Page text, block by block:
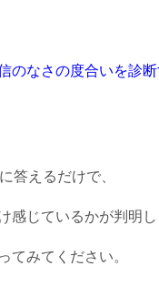
のなさの度合いを診
答えるだけで、
感じているかが判明し
てみてください。